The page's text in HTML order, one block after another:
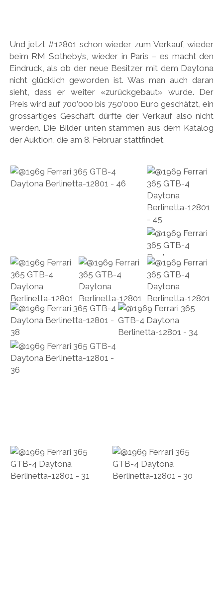
Und jetzt #12801 schon wieder zum Verkauf, wieder
beim RM Sotheby’s, wieder in Paris – es macht den
Eindruck, als ob der neue Besitzer mit dem Daytona
nicht glücklich geworden ist. Was man auch daran
sieht, dass er weiter «zurückgebaut» wurde. Der
Preis wird auf 700’000 bis 750’000 Euro geschätzt, ein
grossartiges Geschäft dürfte der Verkauf also nicht
werden. Die Bilder unten stammen aus dem Katalog
der Auktion, die am 8. Februar stattfindet.